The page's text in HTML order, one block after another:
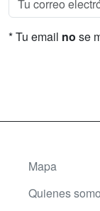
* Tu email no se
Mapa
Quienes